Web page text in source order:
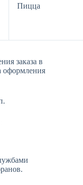
Пицца
заказа в
оформления